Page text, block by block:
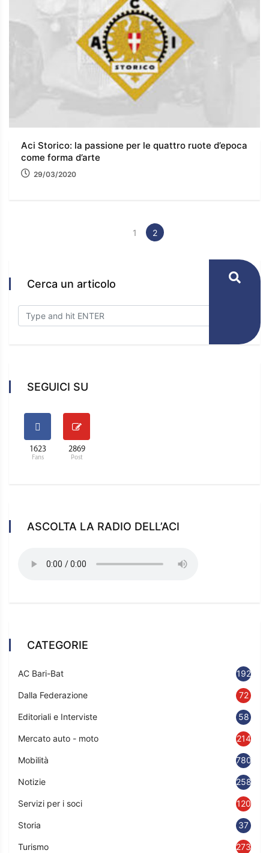
Aci Storico: la passione per le quattro ruote d’epoca
come forma d’arte
29/03/2020
1 2
Cerca un articolo
SEGUICI SU
1623
Fans
2869
Post
ASCOLTA LA RADIO DELL’ACI
CATEGORIE
AC Bari-Bat 192
Dalla Federazione 72
Editoriali e Interviste 58
Mercato auto - moto 214
Mobilità 780
Notizie 2583
Servizi per i soci 120
Storia 37
Turismo 273